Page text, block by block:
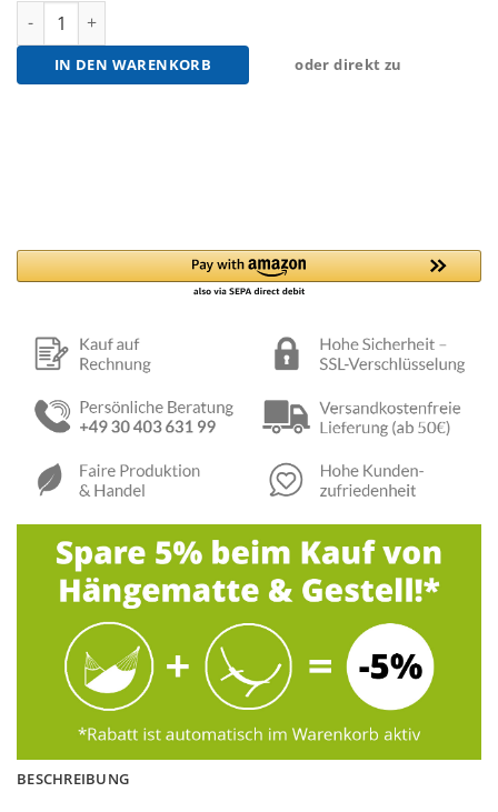
Vivere Hängemattengestell aus Kiefernholz Menge
IN DEN WARENKORB
BESCHREIBUNG